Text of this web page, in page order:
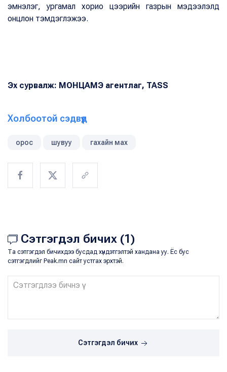
эмнэлэг, ургамал хорио цээрийн газрын мэдээлэлд
онцлон тэмдэглэжээ.
Эх сурвалж: МОНЦАМЭ агентлаг, TASS
Холбоотой сэдвүүд
орос шувуу гахайн мах
Сэтгэгдэл бичих (1)
Та сэтгэгдэл бичихдээ бусдад хүндэтгэлтэй хандана уу. Ёс бус
сэтгэгдлийг Peak.mn сайт устгах эрхтэй.
Сэтгэгдэл бичих